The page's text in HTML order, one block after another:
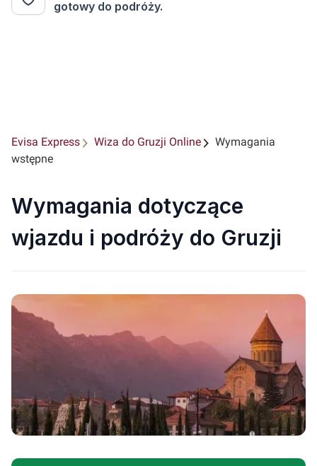
gotowy do podróży.
Evisa Express Wiza do Gruzji Online
Wymagania
wstępne
Wymagania dotyczące
wjazdu i podróży do Gruzji